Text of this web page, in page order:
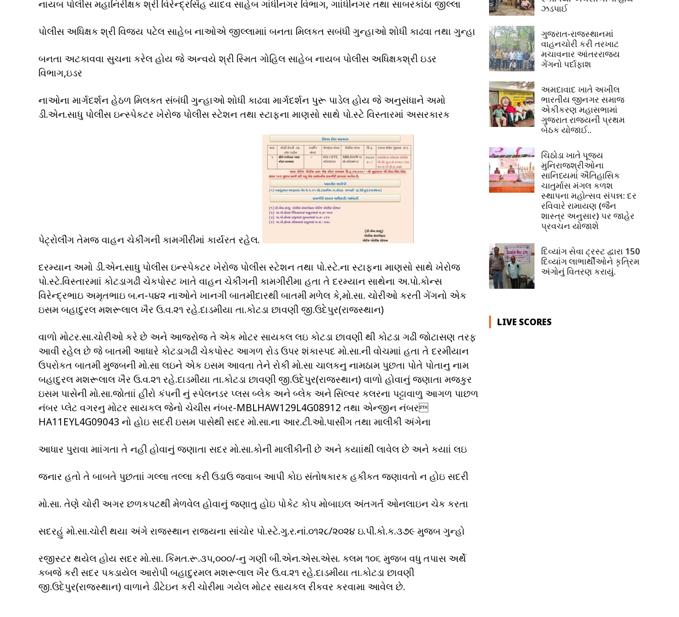
નાયબ પોલીસ મહાનિરીક્ષક શ્રી વિરેન્દ્રસિંહ યાદવ સાહેબ ગાંધીનગર વિભાગ, ગાાંધીનગર તથા સાબરકાંઠા જીલ્લા
પોલીસ અધિક્ષક શ્રી વિજય પટેલ સાહેબ નાઓએ જીલ્લામાાં બનતા મિલકત સબંધી ગુન્હાઓ શોધી કાઢવા તથા ગુન્હા
બનતા અટકાવવા સુચના કરેલ હોય જે અન્વયે શ્રી સ્મિત ગોહિલ સાહેબ નાયબ પોલીસ અધિક્ષકશ્રી ઇડર
વિભાગ,ઇડર
નાઓના માર્ગદર્શન હેઠળ મિલકત સંબંધી ગુન્હાઓ શોધી કાઢવા માર્ગદર્શન પુરૂ પાડેલ હોય જે અનુસંધાને અમો
ડી.એન.સાધુ પોલીસ ઇન્સ્પેકટર ખેરોજ પોલીસ સ્ટેશન તથા સ્ટાફના માણસો સાથે પો.સ્ટે વિસ્તારમાં અસરકારક
પેટ્રોલીંગ તેમજ વાહન ચેકીંગની કામગીરીમાં કાર્યરત રહેલ.
દરમ્યાન અમો ડી.એન.સાધુ પોલીસ ઇન્સ્પેકટર ખેરોજ પોલીસ સ્ટેશન તથા પો.સ્ટે.ના સ્ટાફના માણસો સાથે ખેરોજ
પો.સ્ટે.વિસ્તારમાાં કોટડાગઢી ચેકપોસ્ટ ખાતે વાહન ચેકીંગની કામગીરીમા હતા તે દરમ્યાન સાથેના અ.પો.કોન્સ
વિરેન્દ્રભાઇ અમૃતભાઇ બ.ન-૫૪૨ નાઓને ખાનગી બાતમીદારથી બાતમી મળેલ કે,મો.સા. ચોરીઓ કરતી ગેંગનો એક
ઇસમ બહાદુરલ મશરૂલાલ ખૈર ઉ.વ.૨૧ રહે.દાડમીયા તા.કોટડા છાવણી જી.ઉદેપુર(રાજસ્થાન)
વાળો મોટર.સા.ચોરીઓ કરે છે અને આજરોજ તે એક મોટર સાયકલ લઇ કોટડા છાવણી થી કોટડા ગઢી જોટાસણ તરફ
આવી રહેલ છે જે બાતમી આધારે કોટડાગઢી ચેકપોસ્ટ આગળ રોડ ઉપર શંકાસ્પદ મો.સા.ની વોચમાાં હતા તે દરમીયાન
ઉપરોકત બાતમી મુજબની મો.સા લઇને એક ઇસમ આવતા તેને રોકી મો.સા ચાલકનુ નામઠામ પુછતા પોતે પોતાનુ નામ
બહાદુરલ મશરૂલાલ ખૈર ઉ.વ.૨૧ રહે.દાડમીયા તા.કોટડા છાવણી જી.ઉદેપુર(રાજસ્થાન) વાળો હોવાનું જણાતા મજકુર
ઇસમ પાસેની મો.સા.જોતાાં હીરો કંપની નું સ્પેલનડર પ્લસ બ્લેક અને બ્લેક અને સિલ્વર કલરના પટ્ટાવાળુ આગળ પાછળ
નંબર પ્લેટ વગરનુ મોટર સાયકલ જેનો ચેચીસ નંબર-MBLHAW129L4G08912 તથા એન્જીન નંબર
HA11EYL4G09043 નો હોઇ સદરી ઇસમ પાસેથી સદર મો.સા.ના આર.ટી.ઓ.પાસીંગ તથા માલીકી અંગેના
આધાર પુરાવા માાંગતા તે નહી હોવાનું જણાતા સદર મો.સા.કોની માલીકીની છે અને કયાાંથી લાવેલ છે અને કયાાં લઇ
જનાર હતો તે બાબતે પુછતાાં ગલ્લા તલ્લા કરી ઉડાઉ જવાબ આપી કોઇ સંતોષકારક હકીકત જણાવતો ન હોઇ સદરી
મો.સા. તેણે ચોરી અગર છળકપટથી મેળવેલ હોવાનું જણાતુ હોઇ પોકેટ કોપ મોબાઇલ અંતગર્ત ઓનલાઇન ચેક કરતા
સદરહું મો.સા.ચોરી થયા અંગે રાજસ્થાન રાજયના સાંચોર પો.સ્ટે.ગુ.ર.નાં.૦૧૨૮/૨૦૨૪ ઇ.પી.કો.ક.૩૭૯ મુજબ ગુન્હો
રજીસ્ટર થયેલ હોય સદર મો.સા. કિંમત.રૂ.૩૫,૦૦૦/-નુ ગણી બી.એન.એસ.એસ. કલમ ૧૦૬ મુજબ વધુ તપાસ અર્થે
કબજે કરી સદર પકડાયેલ આરોપી બહાદુરમલ મશરૂલાલ ખૈર ઉ.વ.૨૧ રહે.દાડમીયા તા.કોટડા છાવણી
જી.ઉદેપુર(રાજસ્થાન) વાળાને ડીટેઇન કરી ચોરીમા ગયેલ મોટર સાયકલ રીકવર કરવામા આવેલ છે.
ઝડપાઈ
ગુજરાત-રાજસ્થાનમાં
વાહનચોરી કરી તરખાટ
મચાવનાર આંતરરાજ્ય
ગેંગનો પર્દાફાશ
અમદાવાદ ખાતે અખીલ
ભારતીય જીનગર સમાજ
એકીકરણ મહાસભામાં
ગુજરાત રાજ્યની પ્રથમ
બેઠક યોજાઈ..
ચિઠોડા ખાતે પૂજ્ય
મુનિરાજશ્રીઓના
સાનિધ્યમાં ઐતિહાસિક
ચાતુર્માસ મંગલ કળશ
સ્થાપના મહોત્સવ સંપન્ન: દર
રવિવારે રામાયણ (જૈન
શાસ્ત્ર અનુસાર) પર જાહેર
પ્રવચન યોજાશે
દિવ્યાંગ સેવા ટ્રસ્ટ દ્વારા 150
દિવ્યાંગ લાભાર્થીઓને કૃત્રિમ
અંગોનું વિતરણ કરાયું.
LIVE SCORES